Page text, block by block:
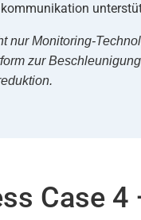
nur Monitoring-
zur
Case 4